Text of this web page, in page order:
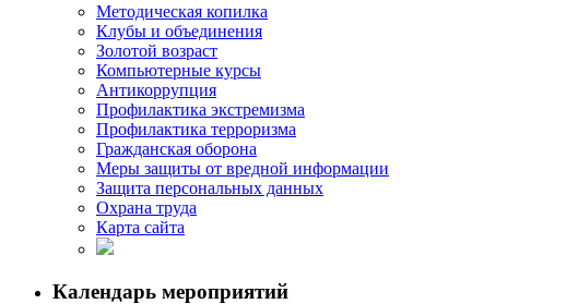
Методическая копилка
Клубы и объединения
Золотой возраст
Компьютерные курсы
Антикоррупция
Профилактика экстремизма
Профилактика терроризма
Гражданская оборона
Меры защиты от вредной информации
Защита персональных данных
Охрана труда
Карта сайта
Календарь мероприятий